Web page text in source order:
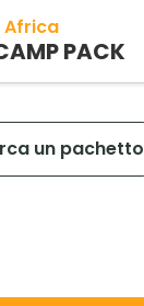
Africa
PACK
un pachetto